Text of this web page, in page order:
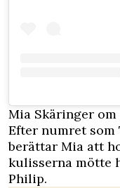
Mia Skäringer
Efter numret
berättar Mia att
kulisserna mötte
Philip.